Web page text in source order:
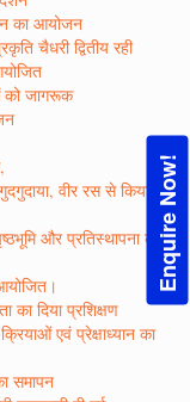
Enquire Now!
का आयोजन
चैधरी द्वितीय रही
को जागरूक
वीर रस से किया
और प्रतिस्थापना के
दिया प्रशिक्षण
एवं प्रेक्षाध्यान का
समापन